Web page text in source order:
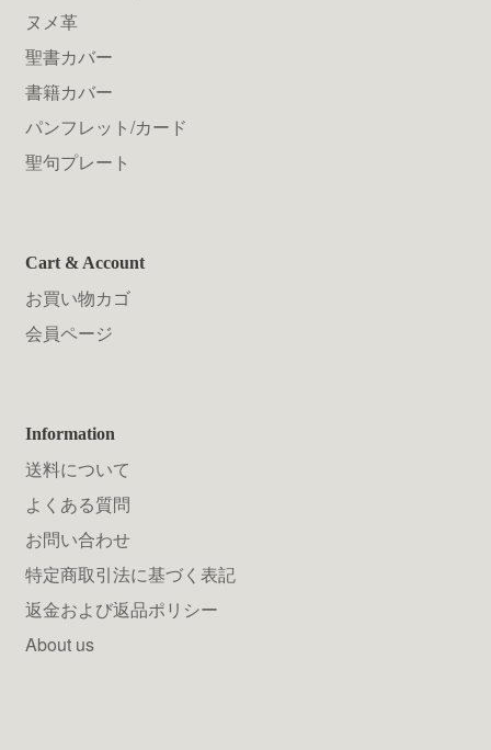
ヌメ革
聖書カバー
書籍カバー
パンフレット/カード
聖句プレート
Cart & Account
お買い物カゴ
会員ページ
Information
送料について
よくある質問
お問い合わせ
特定商取引法に基づく表記
返金および返品ポリシー
About us